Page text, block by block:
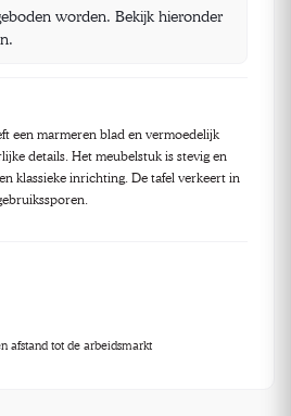
worden. Bekijk hieronder
een marmeren blad en vermoedelijk
details. Het meubelstuk is stevig en
klassieke inrichting. De tafel verkeert in
afstand tot de arbeidsmarkt